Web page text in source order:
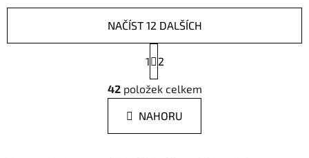
O
v
á
d
NAČÍST 12 DALŠÍCH
S
t
r
á
n
k
1 2
42položek celkem
NAHORU